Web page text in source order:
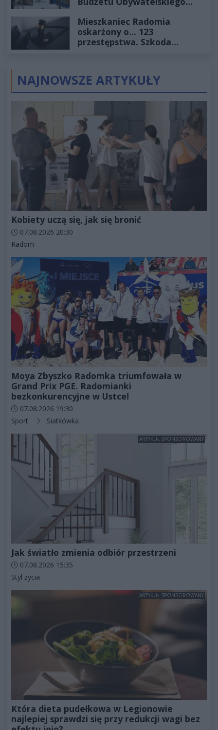
Mieszkaniec Radomia
oskarżony o... 123
przestępstwa. Szkoda
NAJNOWSZE ARTYKUŁY
Kobiety uczą się, jak się bronić
Data dodania artykułu:
07.08.2026 20:30
Kategorie artykułu:
Radom
Moya Zbyszko Radomka triumfowała w
Grand Prix PGE. Radomianki
bezkonkurencyjne w Ustce!
Data dodania artykułu:
07.08.2026 19:30
Kategorie artykułu:
Sport Siatkówka
ARTYKUŁ SPONSOROWANY
Jak światło zmienia odbiór przestrzeni
Data dodania artykułu:
07.08.2026 15:35
Kategorie artykułu:
Styl życia
ARTYKUŁ SPONSOROWANY
Która dieta pudełkowa w Legionowie
najlepiej sprawdzi się przy redukcji wagi bez